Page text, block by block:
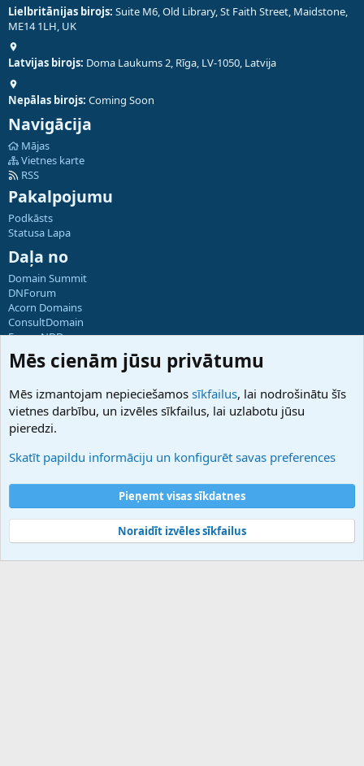
Lielbritānijas birojs: Suite M6, Old Library, St Faith Street, Maidstone,
ME14 1LH, UK
Latvijas birojs: Doma Laukums 2, Rīga, LV-1050, Latvija
Nepālas birojs: Coming Soon
Navigācija
Mājas
Vietnes karte
RSS
Pakalpojumu
Podkāsts
Statusa Lapa
Daļa no
Domain Summit
DNForum
Acorn Domains
ConsultDomain
ForumNDD
Domainforum.ro
27.be
Hostmaria
Atbalsts
Palīdzība
Noteikumi un nosacījumi
Privātuma politika
Community platform by XenForo® © 2010-2025 XenForo Ltd.
Mēs cienām jūsu privātumu
Mēs izmantojam nepieciešamos sīkfailus, lai nodrošinātu šīs
vietnes darbību, un izvēles sīkfailus, lai uzlabotu jūsu
pieredzi.
Skatīt papildu informāciju un konfigurēt savas preferences
Pieņemt visas sīkdatnes
Noraidīt izvēles sīkfailus